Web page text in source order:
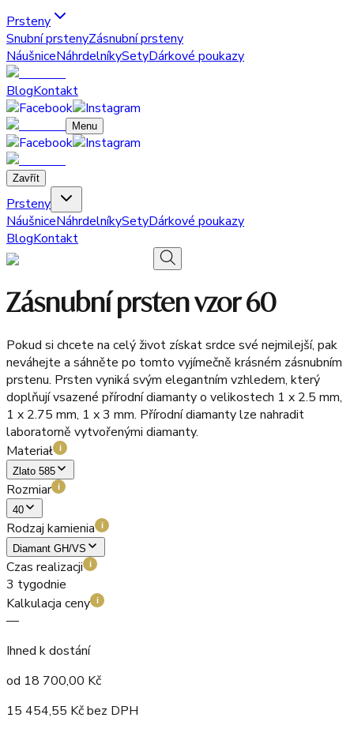
Prsteny
Snubní prstenyZásnubní prsteny
NáušniceNáhrdelníkySetyDárkové poukazy
BlogKontakt
Menu
Zavřít
Prsteny
NáušniceNáhrdelníkySetyDárkové poukazy
BlogKontakt
Zásnubní prsten vzor 60
Pokud si chcete na celý život získat srdce své nejmilejší, pak
neváhejte a sáhněte po tomto vyjímečně krásném zásnubním
prstenu. Prsten vyniká svým elegantním vzhledem, který
doplňují vsazené přírodní diamanty o velikostech 1 x 2.5 mm,
1 x 2.75 mm, 1 x 3 mm. Přírodní diamanty lze nahradit
laboratorně vytvořenými diamanty.
Materiał
i
Zlato 585
Rozmiar i
40
Rodzaj kamienia i
Diamant GH/VS
Czas realizacji i
3 tygodnie
Kalkulacja ceny
i
—
Ihned k dostání
od 18 700,00 Kč
15 454,55 Kč bez DPH